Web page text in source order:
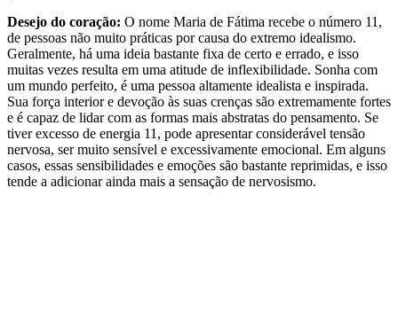
Desejo do coração: O nome Maria de Fátima recebe o número 11,
de pessoas não muito práticas por causa do extremo idealismo.
Geralmente, há uma ideia bastante fixa de certo e errado, e isso
muitas vezes resulta em uma atitude de inflexibilidade. Sonha com
um mundo perfeito, é uma pessoa altamente idealista e inspirada.
Sua força interior e devoção às suas crenças são extremamente fortes
e é capaz de lidar com as formas mais abstratas do pensamento. Se
tiver excesso de energia 11, pode apresentar considerável tensão
nervosa, ser muito sensível e excessivamente emocional. Em alguns
casos, essas sensibilidades e emoções são bastante reprimidas, e isso
tende a adicionar ainda mais a sensação de nervosismo.